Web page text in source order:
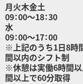
月火木金土
09：00～18：30
水
09：00～17：00
※上記のうち1日8時
間以内のシフト制
※休憩は実働6時間以
間以上で60分取得